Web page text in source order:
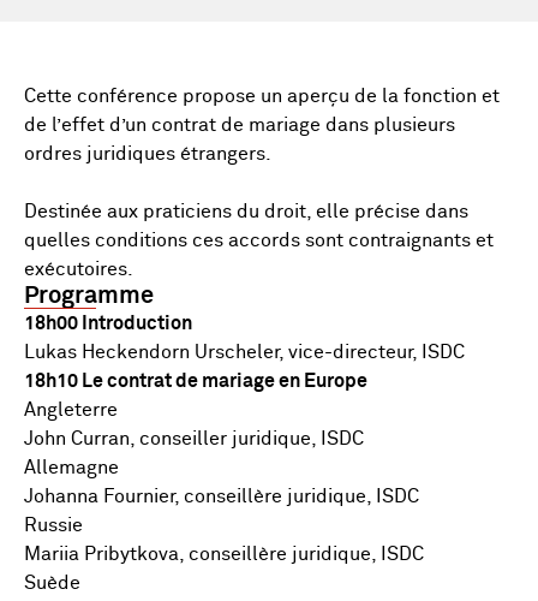
Cette conférence propose un aperçu de la fonction et
de l’effet d’un contrat de mariage dans plusieurs
ordres juridiques étrangers.
Destinée aux praticiens du droit, elle précise dans
quelles conditions ces accords sont contraignants et
exécutoires.
Programme
18h00 Introduction
Lukas Heckendorn Urscheler, vice-directeur, ISDC
18h10 Le contrat de mariage en Europe
Angleterre
John Curran, conseiller juridique, ISDC
Allemagne
Johanna Fournier, conseillère juridique, ISDC
Russie
Mariia Pribytkova, conseillère juridique, ISDC
Suède